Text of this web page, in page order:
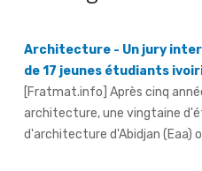
Architecture - Un jury
[Fratmat.info] Après cinq
architecture, une vingtaine
d'architecture d'Abidjan (Eaa)
Tourisme et Loisirs/Fête de